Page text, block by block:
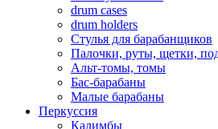
drum cases
drum holders
Стулья для барабанщиков
Палочки, руты, щетки,
Альт-томы, томы
Бас-барабаны
Малые барабаны
Перкуссия
Калимбы